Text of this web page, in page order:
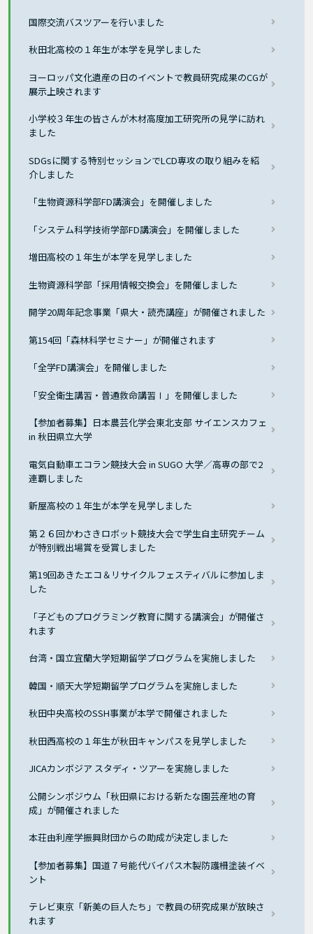
国際交流バスツアーを行いました
秋田北高校の１年生が本学を見学しました
ヨーロッパ文化遺産の日のイベントで教員研究成果のCGが
展示上映されます
小学校３年生の皆さんが木材高度加工研究所の見学に訪れ
ました
SDGsに関する特別セッションでLCD専攻の取り組みを紹
介しました
「生物資源科学部FD講演会」を開催しました
「システム科学技術学部FD講演会」を開催しました
増田高校の１年生が本学を見学しました
生物資源科学部「採用情報交換会」を開催しました
開学20周年記念事業「県大・読売講座」が開催されました
第154回「森林科学セミナー」が開催されます
「全学FD講演会」を開催しました
「安全衛生講習・普通救命講習Ⅰ」を開催しました
【参加者募集】日本農芸化学会東北支部 サイエンスカフェ
in 秋田県立大学
電気自動車エコラン競技大会 in SUGO 大学／高専の部で2
連覇しました
新屋高校の１年生が本学を見学しました
第２６回かわさきロボット競技大会で学生自主研究チーム
が特別戦出場賞を受賞しました
第19回あきたエコ＆リサイクルフェスティバルに参加しま
した
「子どものプログラミング教育に関する講演会」が開催さ
れます
台湾・国立宜蘭大学短期留学プログラムを実施しました
韓国・順天大学短期留学プログラムを実施しました
秋田中央高校のSSH事業が本学で開催されました
秋田西高校の１年生が秋田キャンパスを見学しました
JICAカンボジア スタディ・ツアーを実施しました
公開シンポジウム「秋田県における新たな園芸産地の育
成」が開催されました
本荘由利産学振興財団からの助成が決定しました
【参加者募集】国道７号能代バイパス木製防護柵塗装イベ
ント
テレビ東京「新美の巨人たち」で教員の研究成果が放映さ
れます